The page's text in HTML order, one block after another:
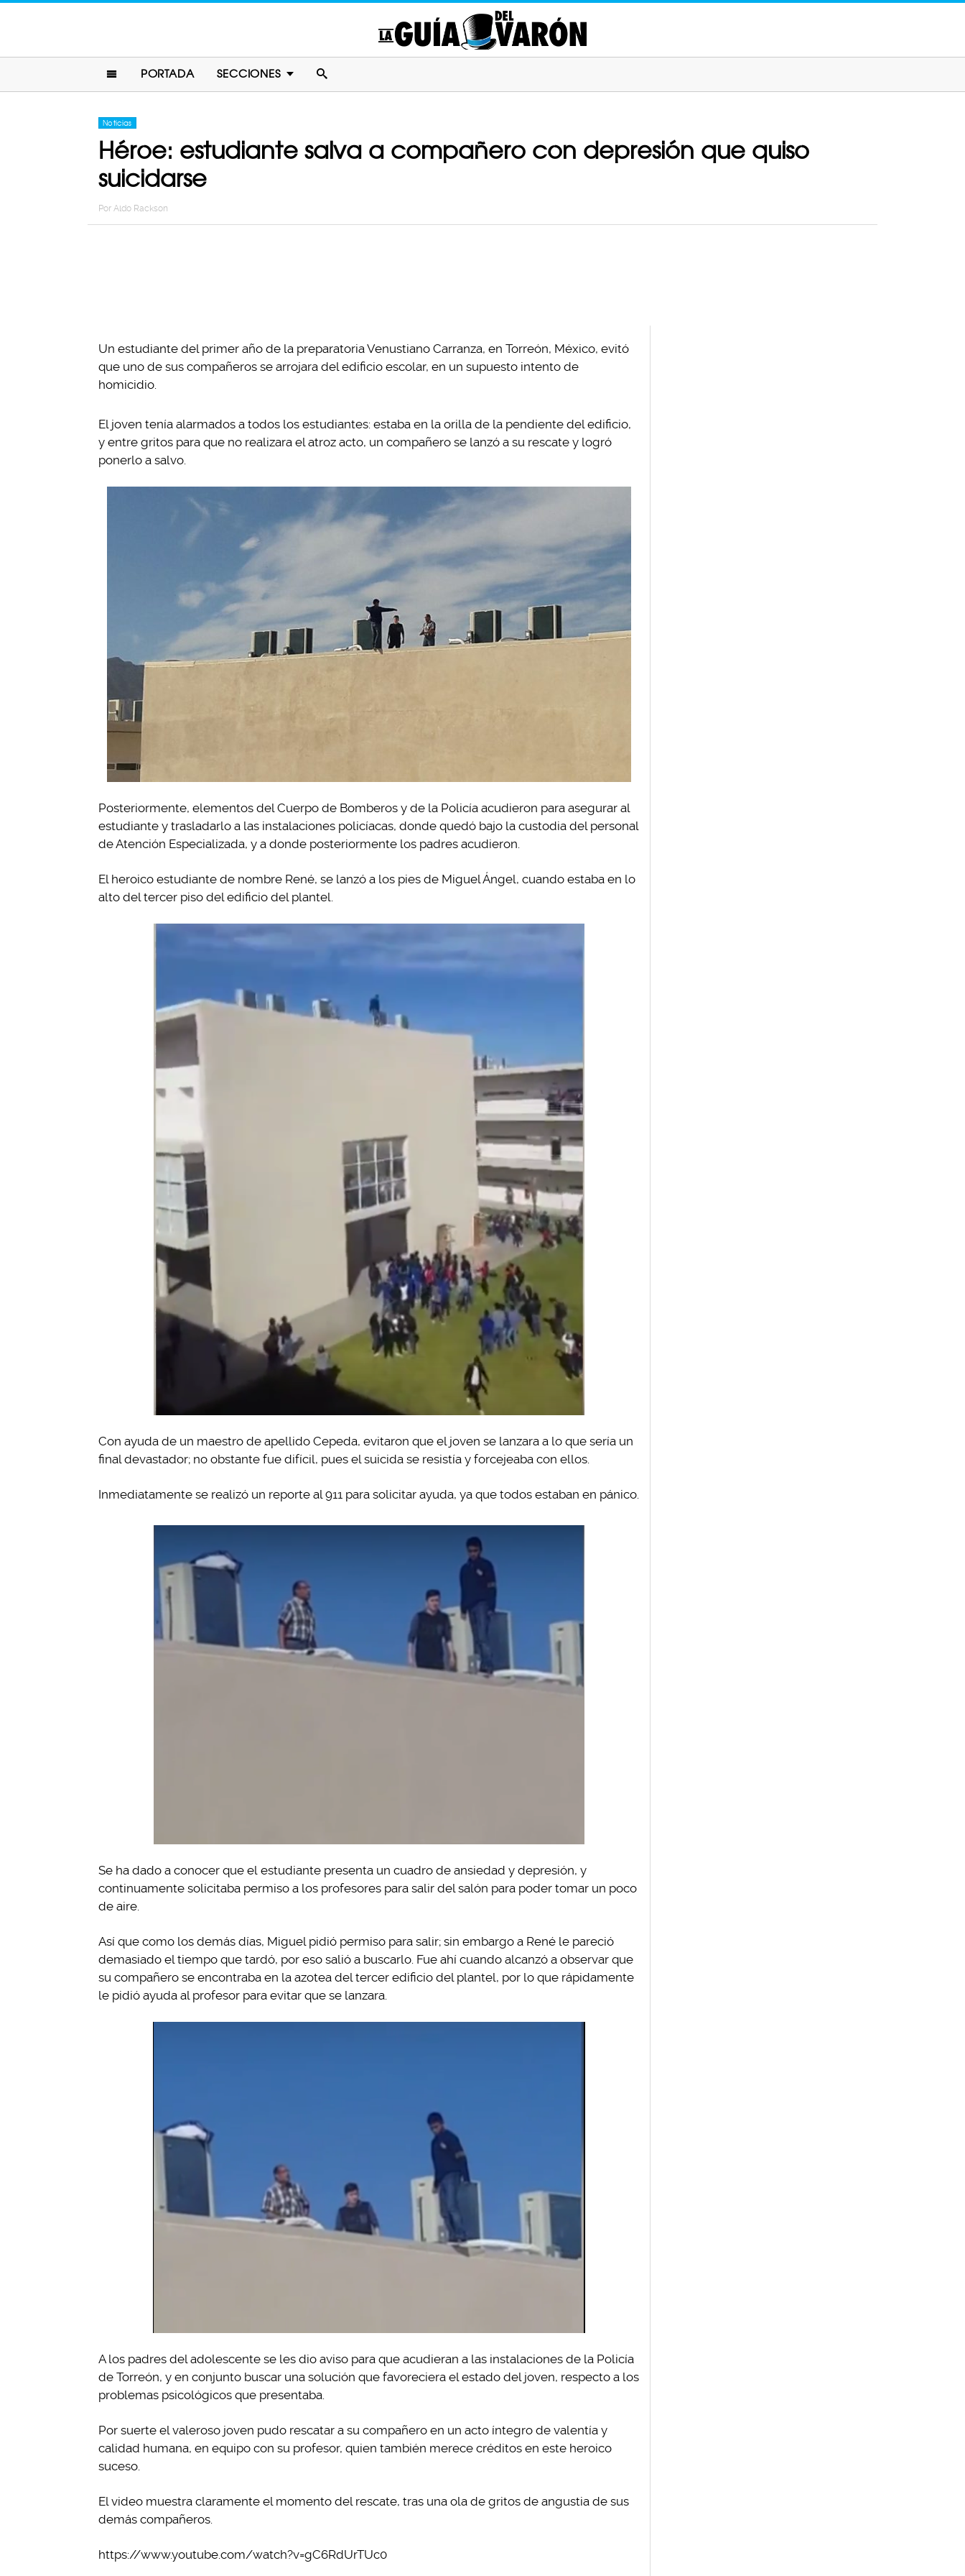
PORTADA SECCIONES
Noticias
Héroe: estudiante salva a compañero con depresión que quiso
suicidarse
Por Aldo Rackson
Un estudiante del primer año de la preparatoria Venustiano Carranza, en Torreón, México, evitó
que uno de sus compañeros se arrojara del edificio escolar, en un supuesto intento de
homicidio.
El joven tenía alarmados a todos los estudiantes: estaba en la orilla de la pendiente del edificio,
y entre gritos para que no realizara el atroz acto, un compañero se lanzó a su rescate y logró
ponerlo a salvo.
Posteriormente, elementos del Cuerpo de Bomberos y de la Policía acudieron para asegurar al
estudiante y trasladarlo a las instalaciones policíacas, donde quedó bajo la custodia del personal
de Atención Especializada, y a donde posteriormente los padres acudieron.
El heroico estudiante de nombre René, se lanzó a los pies de Miguel Ángel, cuando estaba en lo
alto del tercer piso del edificio del plantel.
Con ayuda de un maestro de apellido Cepeda, evitaron que el joven se lanzara a lo que sería un
final devastador; no obstante fue difícil, pues el suicida se resistía y forcejeaba con ellos.
Inmediatamente se realizó un reporte al 911 para solicitar ayuda, ya que todos estaban en pánico.
Se ha dado a conocer que el estudiante presenta un cuadro de ansiedad y depresión, y
continuamente solicitaba permiso a los profesores para salir del salón para poder tomar un poco
de aire.
Así que como los demás días, Miguel pidió permiso para salir; sin embargo a René le pareció
demasiado el tiempo que tardó, por eso salió a buscarlo. Fue ahí cuando alcanzó a observar que
su compañero se encontraba en la azotea del tercer edificio del plantel, por lo que rápidamente
le pidió ayuda al profesor para evitar que se lanzara.
A los padres del adolescente se les dio aviso para que acudieran a las instalaciones de la Policía
de Torreón, y en conjunto buscar una solución que favoreciera el estado del joven, respecto a los
problemas psicológicos que presentaba.
Por suerte el valeroso joven pudo rescatar a su compañero en un acto íntegro de valentía y
calidad humana, en equipo con su profesor, quien también merece créditos en este heroico
suceso.
El video muestra claramente el momento del rescate, tras una ola de gritos de angustia de sus
demás compañeros.
https://www.youtube.com/watch?v=gC6RdUrTUc0